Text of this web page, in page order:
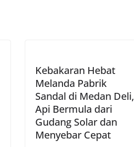
Kebakaran Hebat
Melanda Pabrik
Sandal di Medan Deli,
Api Bermula dari
Gudang Solar dan
Menyebar Cepat